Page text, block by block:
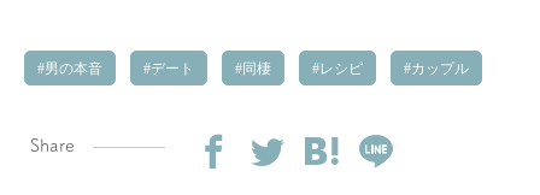
男の本音 デート 同棲 レシピ カップル
Share